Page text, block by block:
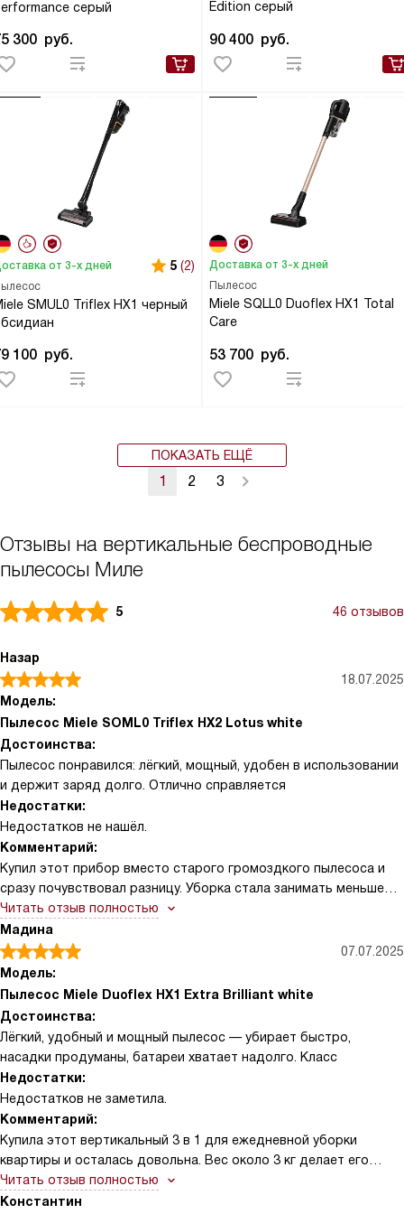
серый
300 руб.
Edition серый
90 400 руб.
SMUL0 Triflex HX1 черный
от 3-х дней 5 (2)
100 руб.
Пылесос
Miele SQLL0 Duoflex HX1 Total
Care
Доставка от 3-х дней
53 700 руб.
ПОКАЗАТЬ ЕЩЁ
1 2 3
Отзывы на вертикальные беспроводные
пылесосы Миле
5 46 отзывов
Назар
18.07.2025
Модель:
Пылесос Miele SOML0 Triflex HX2 Lotus white
Достоинства:
Пылесос понравился: лёгкий, мощный, удобен в использовании
и держит заряд долго. Отлично справляется
Недостатки:
Недостатков не нашёл.
Комментарий:
Купил этот прибор вместо старого громоздкого пылесоса и
сразу почувствовал разницу. Уборка стала занимать меньше
времени, а тяжесть в руках почти не ощущается. Перевод в
ручной режим делает процесс гибким: быстро убрать диван
или салон машины проще, чем с обычной техникой. Три ступени
мощности покрывают все повседневные задачи, а индикация
на ручке помогает не гадать в каком режиме работаю.
Одна из реальных историй — после детского праздника кухня
была усыпана крошками и конфетной пылью. С насадкой для
мягкой мебели и щелевой щёткой убрал всё аккуратно, не
пришлось несколько раз проходиться по одному месту. В
другой раз рассыпал крупу в коридоре: большая электрощётка
вымела её быстро, а функция парковки трубки позволила
сделать перерыв без лишних манёвров.
Порадовала подсветка — в тёмных углах видно, где ещё
остаются пылинки. Фильтр выхода воздуха держит запахи под
Читать отзыв полностью
Мадина
07.07.2025
Модель:
Пылесос Miele Duoflex HX1 Extra Brilliant white
Достоинства:
Лёгкий, удобный и мощный пылесос — убирает быстро,
насадки продуманы, батареи хватает надолго. Класс
Недостатки:
Недостатков не заметила.
Комментарий:
Купила этот вертикальный 3 в 1 для ежедневной уборки
квартиры и осталась довольна. Вес около 3 кг делает его
простым в обращении: беру одну ручку — и уже на ковре, на
диване или в шкафу. Электрощётка отлично справляется с
Читать отзыв полностью
Константин